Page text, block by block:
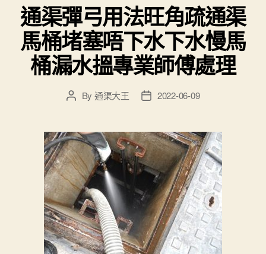
通渠彈弓用法旺角疏通渠
馬桶堵塞唔下水下水慢馬
桶漏水搵專業師傅處理
PostBy 通渠大王
Post2022-06-09